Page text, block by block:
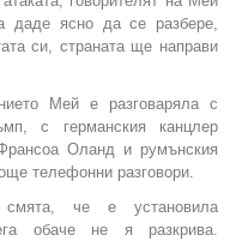
даде ясно да се разбере,
си, страната ще направи
Мeй е разговаряла с
с германския канцлер
Оланд и румънския
телефонни разговори.
че е установила
обаче не я разкрива.